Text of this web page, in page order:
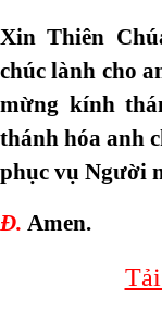
Xin Thiên
chúc lành cho
mừng kính
thánh hóa anh
phục vụ Người
Đ. Amen.